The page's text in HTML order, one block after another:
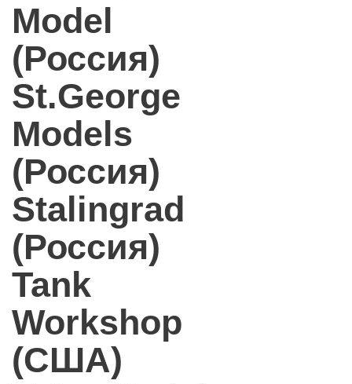
Model
(Россия)
St.George
Models
(Россия)
Stalingrad
(Россия)
Tank
Workshop
(США)